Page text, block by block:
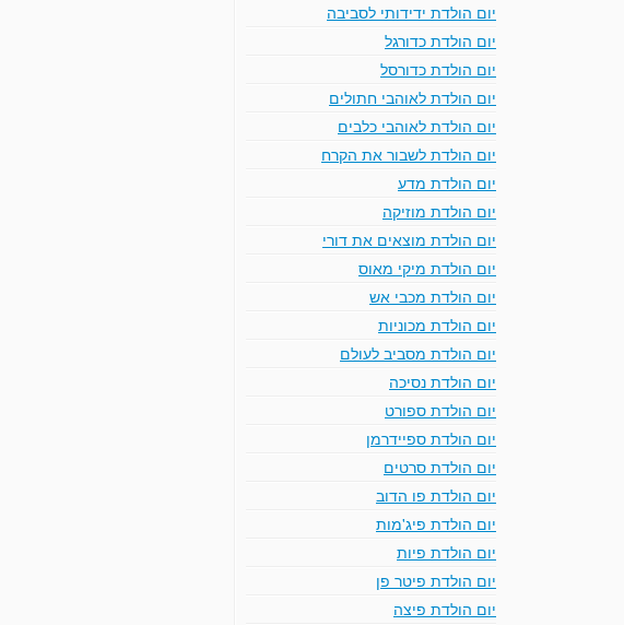
יום הולדת ידידותי לסביבה
יום הולדת כדורגל
יום הולדת כדורסל
יום הולדת לאוהבי חתולים
יום הולדת לאוהבי כלבים
יום הולדת לשבור את הקרח
יום הולדת מדע
יום הולדת מוזיקה
יום הולדת מוצאים את דורי
יום הולדת מיקי מאוס
יום הולדת מכבי אש
יום הולדת מכוניות
יום הולדת מסביב לעולם
יום הולדת נסיכה
יום הולדת ספורט
יום הולדת ספיידרמן
יום הולדת סרטים
יום הולדת פו הדוב
יום הולדת פיג'מות
יום הולדת פיות
יום הולדת פיטר פן
יום הולדת פיצה